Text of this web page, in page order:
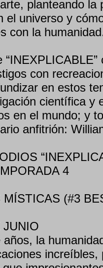
planteando la
el universo y
con la
con
en estos
científica y
en el mundo; y
anfitrión:
4
MÍSTICAS (#3
JUNIO
la
increíbles,